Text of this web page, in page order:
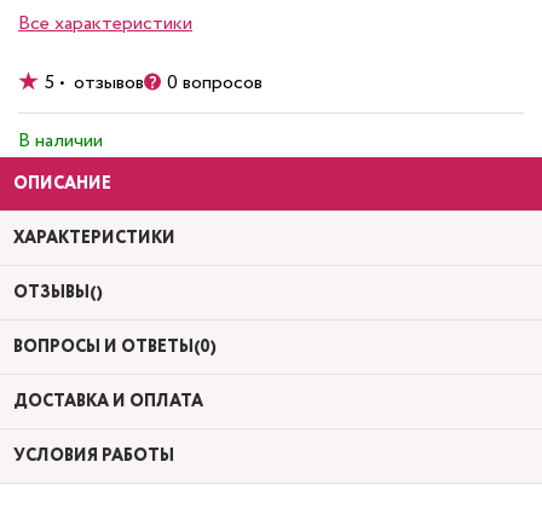
Все характеристики
5 • отзывов 0 вопросов
В наличии
ОПИСАНИЕ
ХАРАКТЕРИСТИКИ
ОТЗЫВЫ()
ВОПРОСЫ И ОТВЕТЫ(0)
ДОСТАВКА И ОПЛАТА
УСЛОВИЯ РАБОТЫ